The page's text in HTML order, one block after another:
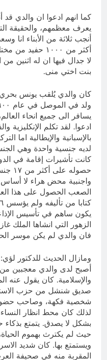
يعرف معظمهم، والحقيقة
أنجب ثلاثة من الأبناء انا
أكثر من ١٠٠٠
لا جدال فيها ان له اثنين من
بنت اختي منى.
كان والدي يُلقب يونس
ادعوا. لقد تكلم الإنكليزية
بالإسبانية والإيطالية اما
لديه جنسية واحدة وهي
كانت تأشيرات إقامة في
واجنبية محض هراء لا
الصعب الحصول على هذا
يكون ساهم في تأسيس
الزهور التي انشاها الملك
فان والدي لم يكن موسر
ومازال الحديث للدكتور لؤي:
أصبح لدى والدي معجبين من
والإسلامية. كان يقول عنه
صديق شنشل من حزب
شخصية فكهة، وصاحب حضور
لذلك كان محط انظار
بشكل لا يصدق. يتمتع بذكاء
حيث لم يكترث بهموم
ويستمتع بها. كان شديد
المقربة منه في صحيفة